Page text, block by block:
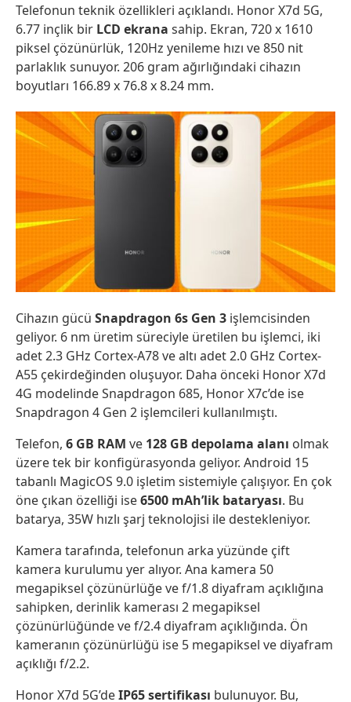
Telefonun teknik özellikleri açıklandı. Honor X7d 5G,
6.77 inçlik bir LCD ekrana sahip. Ekran, 720 x 1610
piksel çözünürlük, 120Hz yenileme hızı ve 850 nit
parlaklık sunuyor. 206 gram ağırlığındaki cihazın
boyutları 166.89 x 76.8 x 8.24 mm.
Cihazın gücü Snapdragon 6s Gen 3 işlemcisinden
geliyor. 6 nm üretim süreciyle üretilen bu işlemci, iki
adet 2.3 GHz Cortex-A78 ve altı adet 2.0 GHz Cortex-
A55 çekirdeğinden oluşuyor. Daha önceki Honor X7d
4G modelinde Snapdragon 685, Honor X7c’de ise
Snapdragon 4 Gen 2 işlemcileri kullanılmıştı.
Telefon, 6 GB RAM ve 128 GB depolama alanı olmak
üzere tek bir konfigürasyonda geliyor. Android 15
tabanlı MagicOS 9.0 işletim sistemiyle çalışıyor. En çok
öne çıkan özelliği ise6500 mAh’lik bataryası. Bu
batarya, 35W hızlı şarj teknolojisi ile destekleniyor.
Kamera tarafında, telefonun arka yüzünde çift
kamera kurulumu yer alıyor. Ana kamera 50
megapiksel çözünürlüğe ve f/1.8 diyafram açıklığına
sahipken, derinlik kamerası 2 megapiksel
çözünürlüğünde ve f/2.4 diyafram açıklığında. Ön
kameranın çözünürlüğü ise 5 megapiksel ve diyafram
açıklığı f/2.2.
Honor X7d 5G’deIP65 sertifikası bulunuyor. Bu,